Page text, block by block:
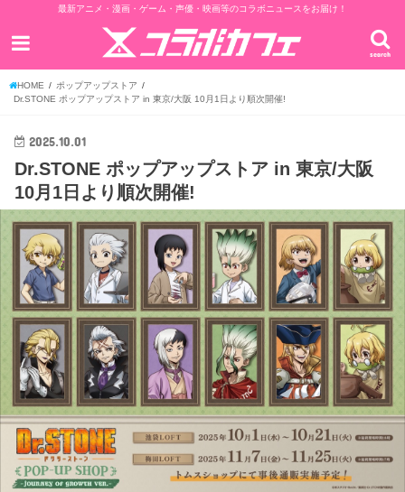
最新アニメ・漫画・ゲーム・声優・映画等のコラボニュースをお届け！
search
HOME
ポップアップストア
Dr.STONE ポップアップストア in 東京/大阪 10月1日より順次開催!
2025.10.01
Dr.STONE ポップアップストア in 東京/大阪
10月1日より順次開催!